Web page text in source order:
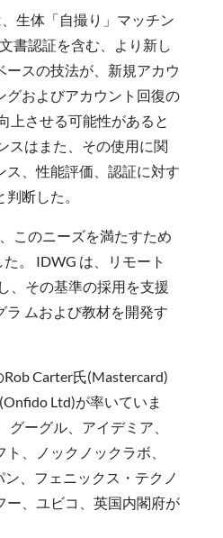
生体「自撮り」マッチン
書認証を含む、より新し
ースの技法が、新規アカウ
グおよびアカウント回復の
上させる可能性があると
スはまた、その使用に関
ス、性能評価、認証に対す
断した。
このニーズを満たすため
。 IDWG は、リモート
、その基準の採用を支援
ラ ムおよび教材を開発す
Carter氏(Mastercard)
Ltd)が率いていま
グーグル、アイデミア、
、ノックノックラボ、
、フェニックス・テクノ
ー、ユビコ、英国内閣府が